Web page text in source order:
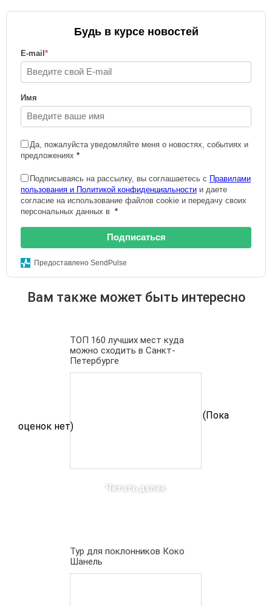
(Пока
оценок нет)
Будь в курсе новостей
E-mail *
Имя
Да, пожалуйста уведомляйте меня о новостях, событиях и
предложениях *
Подписываясь на рассылку, вы соглашаетесь с Правилами
пользования и Политикой конфиденциальности и даете
согласие на использование файлов cookie и передачу своих
персональных данных в *
Подписаться
Предоставлено SendPulse
Вам также может быть интересно
ТОП 160 лучших мест куда
можно сходить в Санкт-
Петербурге
Читать далее
Тур для поклонников Коко
Шанель